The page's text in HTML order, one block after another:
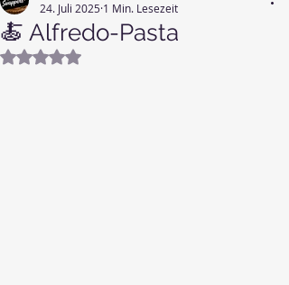
🍝 Alfredo-Pasta
24. Juli 2025 1 Min. Lesezeit
Mit NaN von 5 Sternen bewertet.